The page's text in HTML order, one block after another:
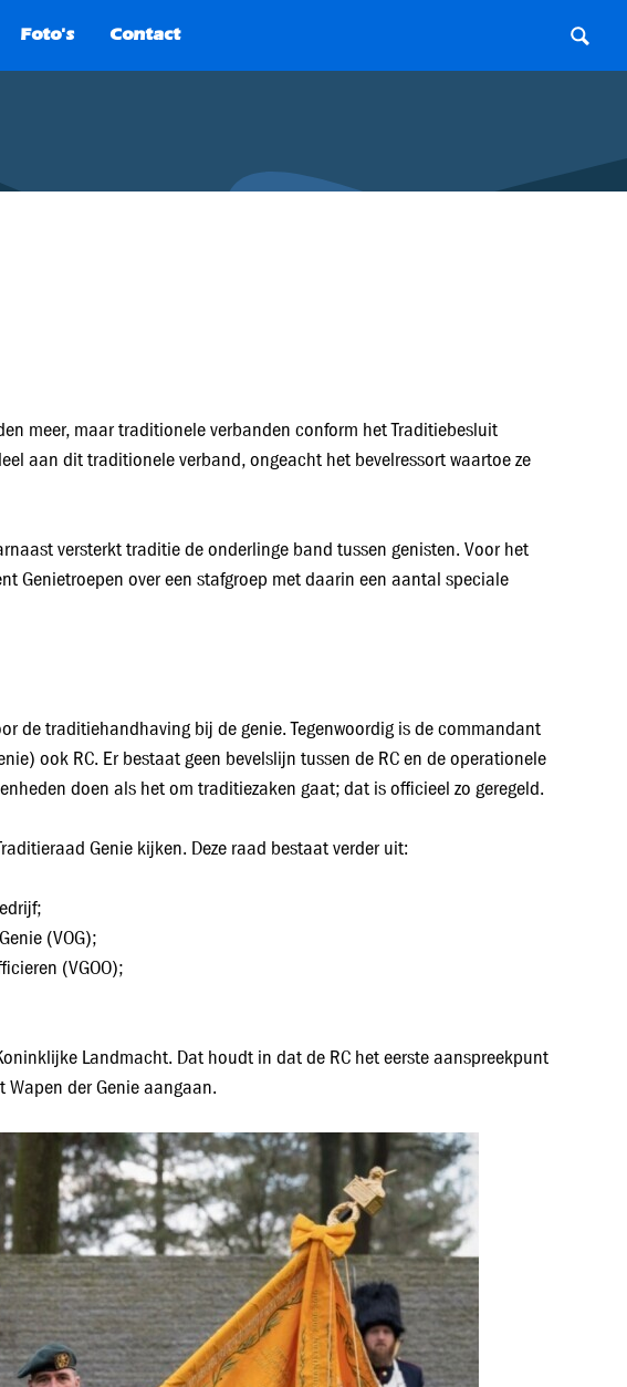
SEARCH
meer, maar traditionele verbanden conform het Traditiebesluit
aan dit traditionele verband, ongeacht het bevelressort waartoe ze
versterkt traditie de onderlinge band tussen genisten. Voor het
Genietroepen over een stafgroep met daarin een aantal speciale
de traditiehandhaving bij de genie. Tegenwoordig is de commandant
ook RC. Er bestaat geen bevelslijn tussen de RC en de operationele
doen als het om traditiezaken gaat; dat is officieel zo geregeld.
Genie kijken. Deze raad bestaat verder uit:
(VOG);
(VGOO);
Landmacht. Dat houdt in dat de RC het eerste aanspreekpunt
Wapen der Genie aangaan.